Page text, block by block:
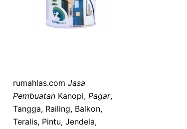
rumahlas.com Jasa
PembuatanKanopi, Pagar,
Tangga, Railing, Balkon,
Teralis, Pintu, Jendela,